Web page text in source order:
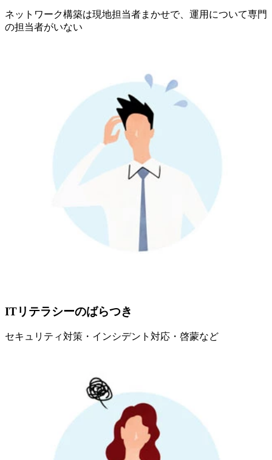
ネットワーク構築は現地担当者まかせで、運用について専門
の担当者がいない
ITリテラシーのばらつき
セキュリティ対策・インシデント対応・啓蒙など